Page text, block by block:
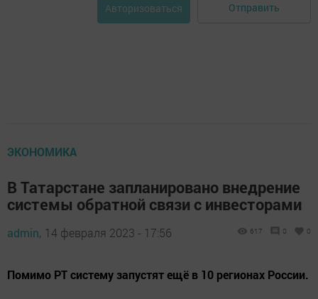
Авторизоваться Отправить
ЭКОНОМИКА
В Татарстане запланировано внедрение
системы обратной связи с инвесторами
admin, 14 февраля 2023 - 17:56 617 0 0
Помимо РТ систему запустят ещё в 10 регионах России.